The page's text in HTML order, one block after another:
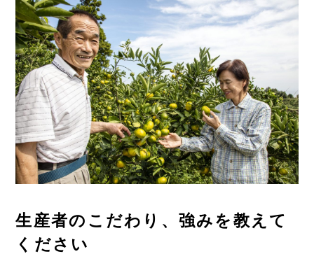
生産者のこだわり、強みを教えて
ください